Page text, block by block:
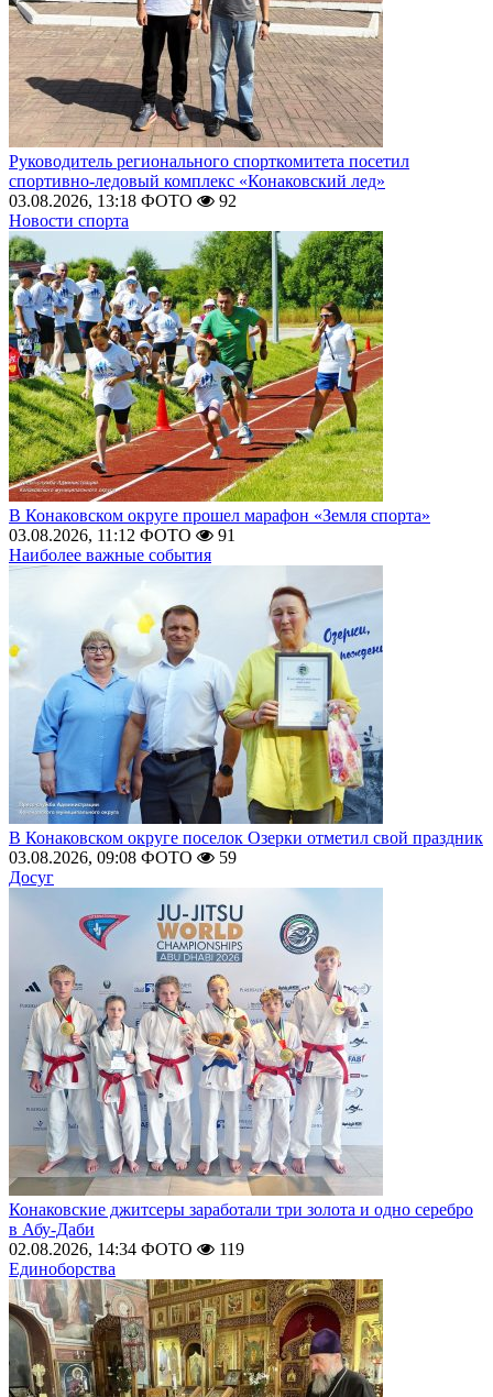
Руководитель регионального спорткомитета посетил
спортивно-ледовый комплекс «Конаковский лед»
03.08.2026, 13:18 ФОТО
92
Новости спорта
В Конаковском округе прошел марафон «Земля спорта»
03.08.2026, 11:12 ФОТО
91
Наиболее важные события
В Конаковском округе поселок Озерки отметил свой праздник
03.08.2026, 09:08 ФОТО
59
Досуг
Конаковские джитсеры заработали три золота и одно серебро
в Абу-Даби
02.08.2026, 14:34 ФОТО
119
Единоборства